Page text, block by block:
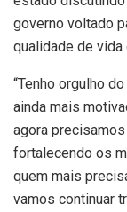
governo voltado
qualidade de vida
“Tenho orgulho
ainda mais
agora
fortalecendo os
quem mais
vamos continuar